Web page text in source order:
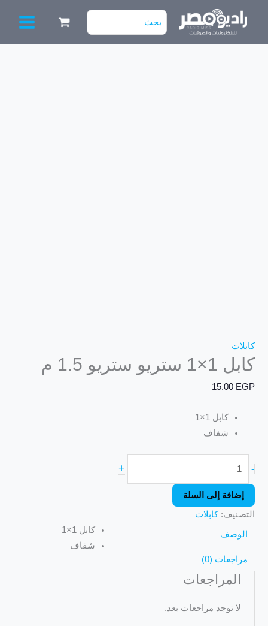
البحث
عن:
كابلات
كابل 1×1 ستريو ستريو 1.5 م
15.00 EGP
كابل 1×1
شفاف
-
+
إضافة إلى السلة
التصنيف:كابلات
الوصف
مراجعات (0)
كابل 1×1
شفاف
المراجعات
لا توجد مراجعات بعد.